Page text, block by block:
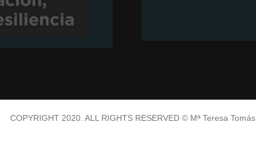
COPYRIGHT 2020. ALL RIGHTS RESERVED © Mª Teresa Tomás